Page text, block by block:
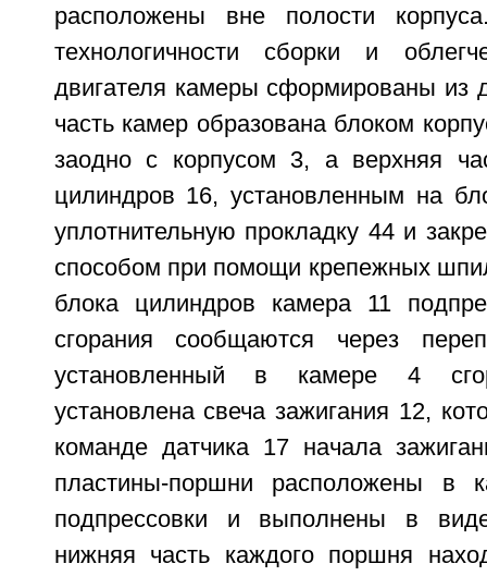
расположены вне полости
технологичности сборки и
двигателя камеры сформированы из
часть камер образована блоком
заодно с корпусом 3, а верхняя
цилиндров 16, установленным на
уплотнительную прокладку 44 и
способом при помощи крепежных
блока цилиндров камера 11
сгорания сообщаются через
установленный в камере 4
установлена свеча зажигания 12,
команде датчика 17 начала
пластины-поршни расположены в
подпрессовки и выполнены в
нижняя часть каждого поршня